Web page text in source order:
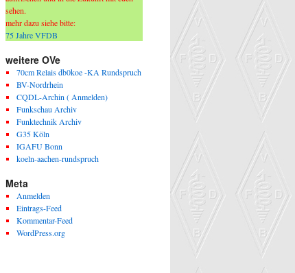
sehen.
mehr dazu siehe bitte:
75 Jahre VFDB
weitere OVe
70cm Relais db0koe -KA Rundspruch
BV-Nordrhein
CQDL-Archin ( Anmelden)
Funkschau Archiv
Funktechnik Archiv
G35 Köln
IGAFU Bonn
koeln-aachen-rundspruch
Meta
Anmelden
Eintrags-Feed
Kommentar-Feed
WordPress.org